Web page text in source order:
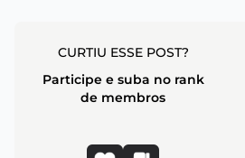
CURTIU ESSE POST?
Participe e suba no rank
de membros